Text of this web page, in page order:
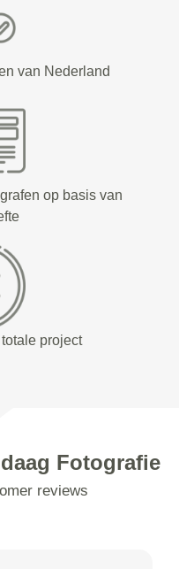
van Nederland
op basis van
project
Fotografie
reviews